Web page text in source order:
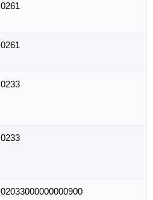
0261
0261
0233
0233
02033000000000900